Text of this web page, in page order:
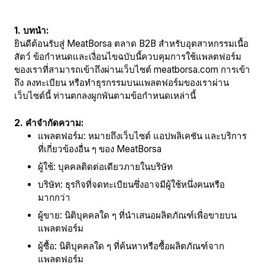
1. บทนำ:
ยินดีต้อนรับสู่ MeatBorsa ตลาด B2B สำหรับอุตสาหกรรมเนื้อ
สัตว์ ข้อกำหนดและเงื่อนไขฉบับนี้ควบคุมการใช้แพลตฟอร์ม
ของเราที่สามารถเข้าถึงผ่านเว็บไซต์ meatborsa.com การเข้า
ถึง ลงทะเบียน หรือทำธุรกรรมบนแพลตฟอร์มของเราผ่าน
เว็บไซต์นี้ ท่านตกลงผูกพันตามข้อกำหนดเหล่านี้
2. คำจำกัดความ:
แพลตฟอร์ม: หมายถึงเว็บไซต์ แอปพลิเคชัน และบริการ
ที่เกี่ยวข้องอื่น ๆ ของ MeatBorsa
ผู้ใช้: บุคคลติดต่อเดียวภายในบริษัท
บริษัท: ธุรกิจที่จดทะเบียนซึ่งอาจมีผู้ใช้หนึ่งคนหรือ
มากกว่า
ผู้ขาย: นิติบุคคลใด ๆ ที่นำเสนอผลิตภัณฑ์เพื่อขายบน
แพลตฟอร์ม
ผู้ซื้อ: นิติบุคคลใด ๆ ที่ค้นหาหรือซื้อผลิตภัณฑ์จาก
แพลตฟอร์ม